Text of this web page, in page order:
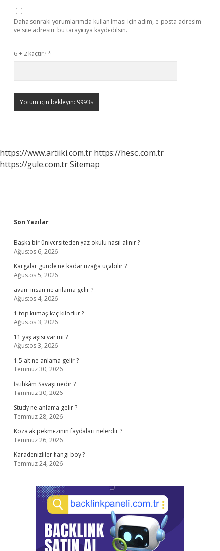
Daha sonraki yorumlarımda kullanılması için adım, e-posta adresim
ve site adresim bu tarayıcıya kaydedilsin.
6 + 2 kaçtır?*
https://www.artiiki.com.tr https://heso.com.tr
https://gule.com.trSitemap
Sidebar
Son Yazılar
Başka bir üniversiteden yaz okulu nasıl alınır ?
Ağustos 6, 2026
Kargalar günde ne kadar uzağa uçabilir ?
Ağustos 5, 2026
avam insan ne anlama gelir ?
Ağustos 4, 2026
1 top kumaş kaç kilodur ?
Ağustos 3, 2026
11 yaş aşısı var mı ?
Ağustos 3, 2026
1.5 alt ne anlama gelir ?
Temmuz 30, 2026
İstihkâm Savaşı nedir ?
Temmuz 30, 2026
Study ne anlama gelir ?
Temmuz 28, 2026
Kozalak pekmezinin faydaları nelerdir ?
Temmuz 26, 2026
Karadenizliler hangi boy ?
Temmuz 24, 2026